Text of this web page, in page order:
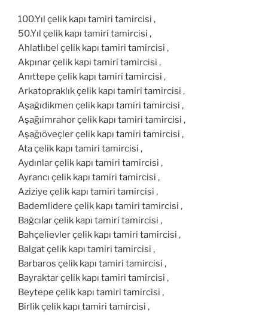
100.Yıl çelik kapı tamiri tamircisi ,
50.Yıl çelik kapı tamiri tamircisi ,
Ahlatlıbel çelik kapı tamiri tamircisi ,
Akpınar çelik kapı tamiri tamircisi ,
Anıttepe çelik kapı tamiri tamircisi ,
Arkatopraklık çelik kapı tamiri tamircisi ,
Aşağıdikmen çelik kapı tamiri tamircisi ,
Aşağıimrahor çelik kapı tamiri tamircisi ,
Aşağıöveçler çelik kapı tamiri tamircisi ,
Ata çelik kapı tamiri tamircisi ,
Aydınlar çelik kapı tamiri tamircisi ,
Ayrancı çelik kapı tamiri tamircisi ,
Aziziye çelik kapı tamiri tamircisi ,
Bademlidere çelik kapı tamiri tamircisi ,
Bağcılar çelik kapı tamiri tamircisi ,
Bahçelievler çelik kapı tamiri tamircisi ,
Balgat çelik kapı tamiri tamircisi ,
Barbaros çelik kapı tamiri tamircisi ,
Bayraktar çelik kapı tamiri tamircisi ,
Beytepe çelik kapı tamiri tamircisi ,
Birlik çelik kapı tamiri tamircisi ,